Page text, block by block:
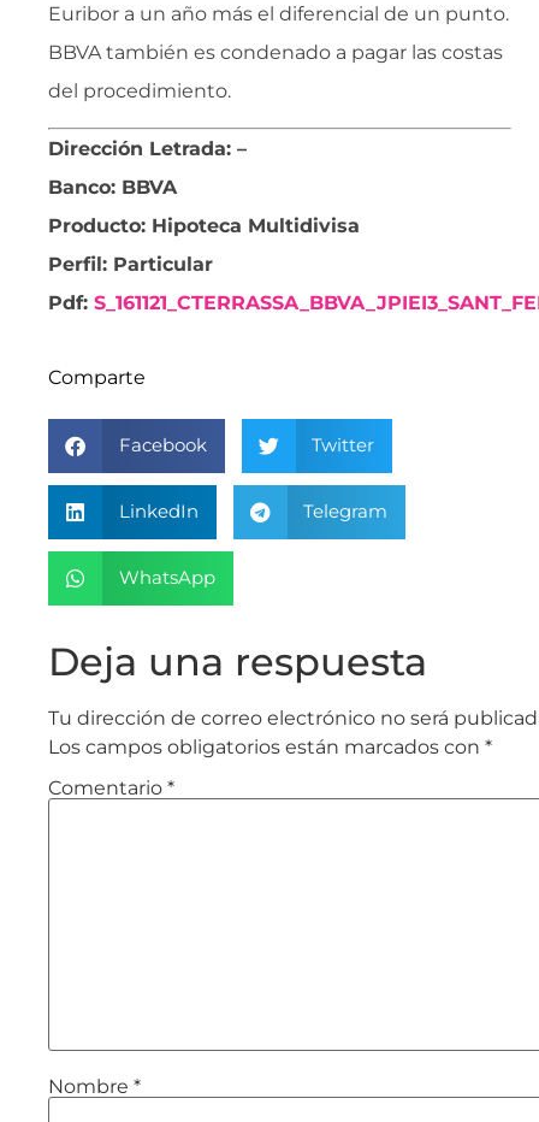
Euribor a un año más el diferencial de un punto.
BBVA también es condenado a pagar las costas
del procedimiento.
Dirección Letrada: –
Banco: BBVA
Producto: Hipoteca Multidivisa
Perfil: Particular
Pdf:
Comparte
Facebook Twitter
LinkedIn Telegram
WhatsApp
Deja una respuesta
Tu dirección de correo electrónico no será
Los campos obligatorios están marcados con *
Comentario *
Nombre *